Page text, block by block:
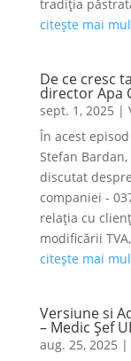
tradiția
citește mai
De ce cresc
director Apa
sept. 1, 2025 |
În acest
Stefan
discutat
companiei -
relația cu
modificării
citește mai
Versiune si
– Medic Șef
aug. 25, 2025 |